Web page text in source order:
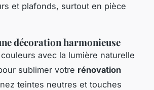
et plafonds, surtout en pièce
décoration harmonieuse
avec la lumière naturelle
sublimer votre rénovation
teintes neutres et touches